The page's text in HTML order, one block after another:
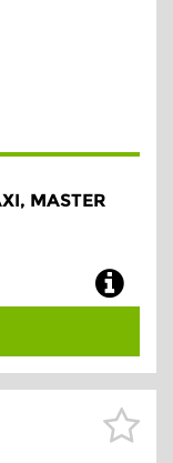
MASTER